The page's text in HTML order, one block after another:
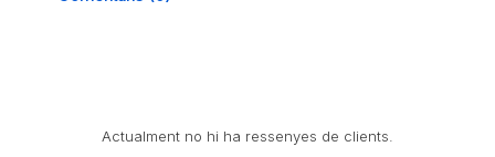
Actualment no hi ha ressenyes de clients.